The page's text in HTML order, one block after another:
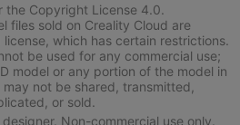
the Copyright License 4.0.
files sold on Creality Cloud are
which has certain restrictions.
be used for any commercial use;
model or any portion of the model in
not be shared, transmitted,
or sold.
Non-commercial use only.